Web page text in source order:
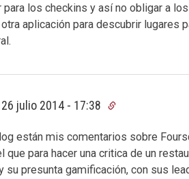
los checkins y así no obligar a
aplicación para descubrir lugares
26 julio 2014 - 17:38
están mis comentarios sobre
que para hacer una critica de un
presunta gamificación, con sus